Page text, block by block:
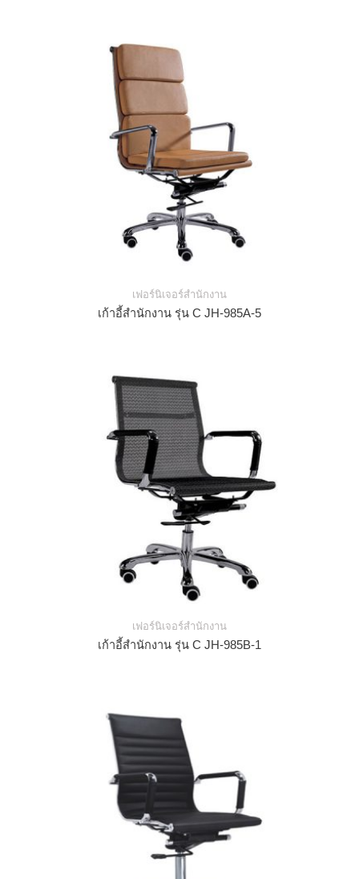
เฟอร์นิเจอร์สำนักงาน
เก้าอี้สำนักงาน รุ่น C JH-985A-5
เฟอร์นิเจอร์สำนักงาน
เก้าอี้สำนักงาน รุ่น C JH-985B-1